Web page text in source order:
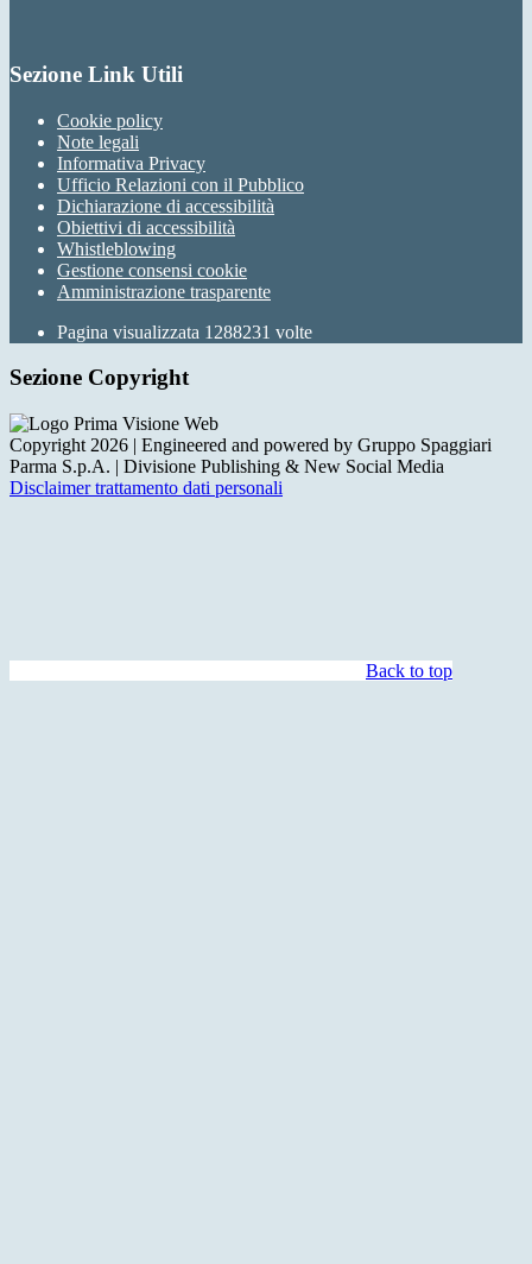
Sezione Link Utili
Cookie policy
Note legali
Informativa Privacy
Ufficio Relazioni con il Pubblico
Dichiarazione di accessibilità
Obiettivi di accessibilità
Whistleblowing
Gestione consensi cookie
Amministrazione trasparente
Pagina visualizzata 1288231 volte
Sezione Copyright
Copyright 2026 | Engineered and powered by Gruppo Spaggiari
Parma S.p.A. | Divisione Publishing & New Social Media
Disclaimer trattamento dati personali
Back to top